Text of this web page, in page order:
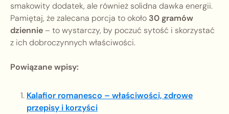
smakowity dodatek, ale również solidna dawka energii.
Pamiętaj, że zalecana porcja to około 30 gramów
dziennie– to wystarczy, by poczuć sytość i skorzystać
z ich dobroczynnych właściwości.
Powiązane wpisy:
Kalafior romanesco – właściwości, zdrowe
przepisy i korzyści